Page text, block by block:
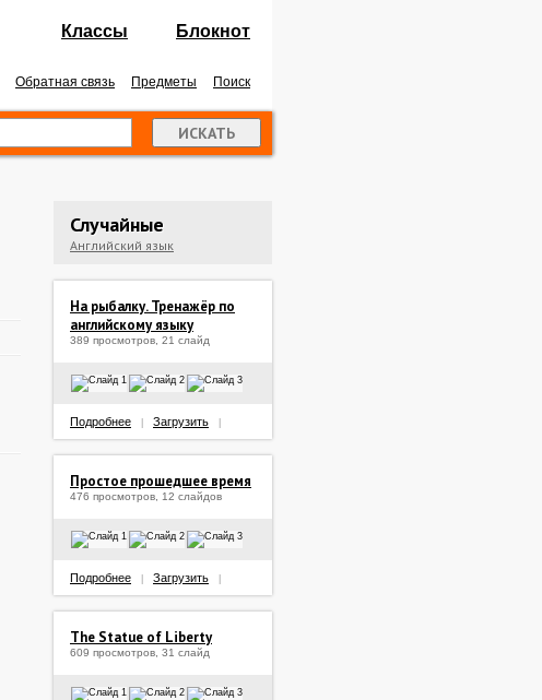
Классы Блокнот
Обратная связь Предметы Поиск
Случайные
Английский язык
На рыбалку. Тренажёр по
английскому языку
389 просмотров, 21 слайд
Подробнее Загрузить
Простое прошедшее время
476 просмотров, 12 слайдов
Подробнее Загрузить
The Statue of Liberty
609 просмотров, 31 слайд